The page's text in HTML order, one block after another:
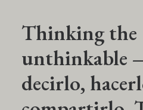
Thinking the
unthinkable
decirlo,